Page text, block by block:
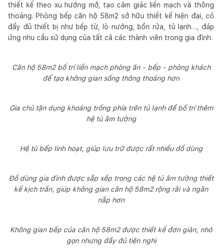
thiết kế theo xu hướng mở, tạo cảm giác liền mạch và thông
thoáng. Phòng bếp căn hộ 58m2 sở hữu thiết kế hiện đại, có
đầy đủ thiết bị như bếp từ, lò nướng, bồn rửa, tủ lạnh…, đáp
ứng nhu cầu sử dụng của tất cả các thành viên trong gia đình.
Căn hộ 58m2 bố trí liền mạch phòng ăn - bếp - phòng khách
để tạo không gian sống thông thoáng hơn
Gia chủ tận dụng khoảng trống phía trên tủ lạnh để bố trí thêm
hệ tủ âm tường
Hệ tủ bếp linh hoạt, giúp lưu trữ được rất nhiều đồ dùng
Đồ dùng gia đình được sắp xếp trong các hệ tủ âm tường thiết
kế kịch trần, giúp không gian căn hộ 58m2 rộng rãi và ngăn
nắp hơn
Không gian bếp của căn hộ 58m2 được thiết kế đơn giản, nhỏ
gọn nhưng đầy đủ tiện nghi